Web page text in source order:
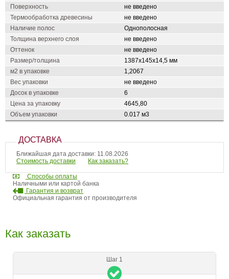
Поверхность
не введено
Термообработка древесины
не введено
Наличие полос
Однополосная
Толщина верхнего слоя
не введено
Оттенок
не введено
Размер/толщина
1387х145х14,5 мм
м2 в упаковке
1,2067
Вес упаковки
не введено
Досок в упаковке
6
Цена за упаковку
4645,80
Объем упаковки
0.017 м3
ДОСТАВКА
Ближайшая дата доставки: 11.08.2026
Стоимость доставки
Как заказать?
Способы оплаты
Наличными или картой банка
Гарантия и возврат
Официальная гарантия от производителя
Как заказать
Шаг 1